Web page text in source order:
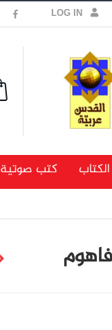
LOG IN
كتب صوتية